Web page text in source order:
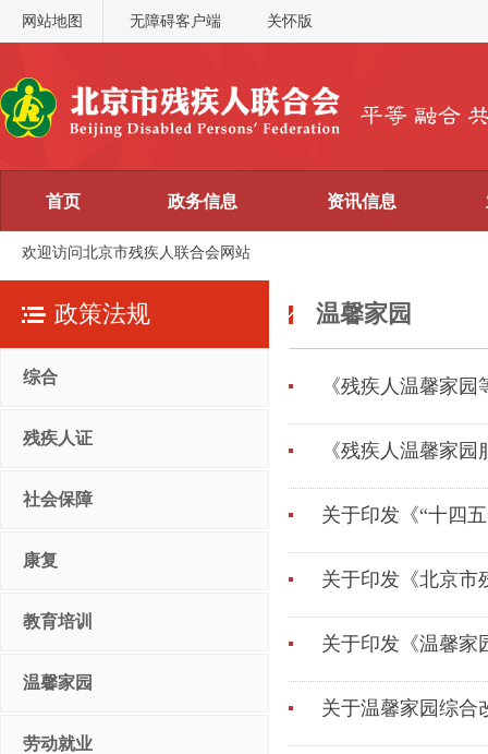
网站地图 无障碍客户端 关怀版
首页
欢迎访问北京市残疾人联合会网站
政务信息 资讯信息
政策法规
综合
残疾人证
社会保障
康复
教育培训
温馨家园
劳动就业
温馨家园
《残疾人温馨家
《残疾人温馨家
关于印发《“十四
关于印发《北京市
关于印发《温馨家
关于温馨家园综合